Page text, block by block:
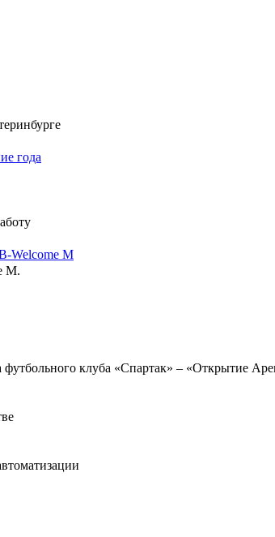
года
Welcome M
M.
клуба «Спартак» – «Открытие